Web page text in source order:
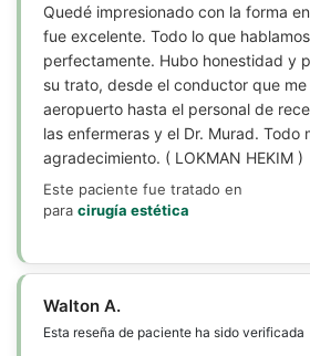
Quedé impresionado con la forma
fue excelente. Todo lo que
perfectamente. Hubo honestidad y
su trato, desde el conductor que
aeropuerto hasta el personal de
las enfermeras y el Dr. Murad. Todo
agradecimiento. ( LOKMAN HEKIM )
Este paciente fue tratado en
para cirugía estética
Walton A.
Esta reseña de paciente ha sido verificada